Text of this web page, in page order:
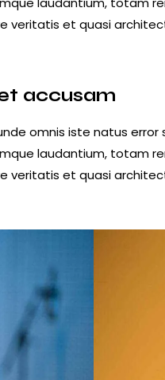
veritatis et quasi
accusam
omnis iste natus
laudantium, totam
veritatis et quasi